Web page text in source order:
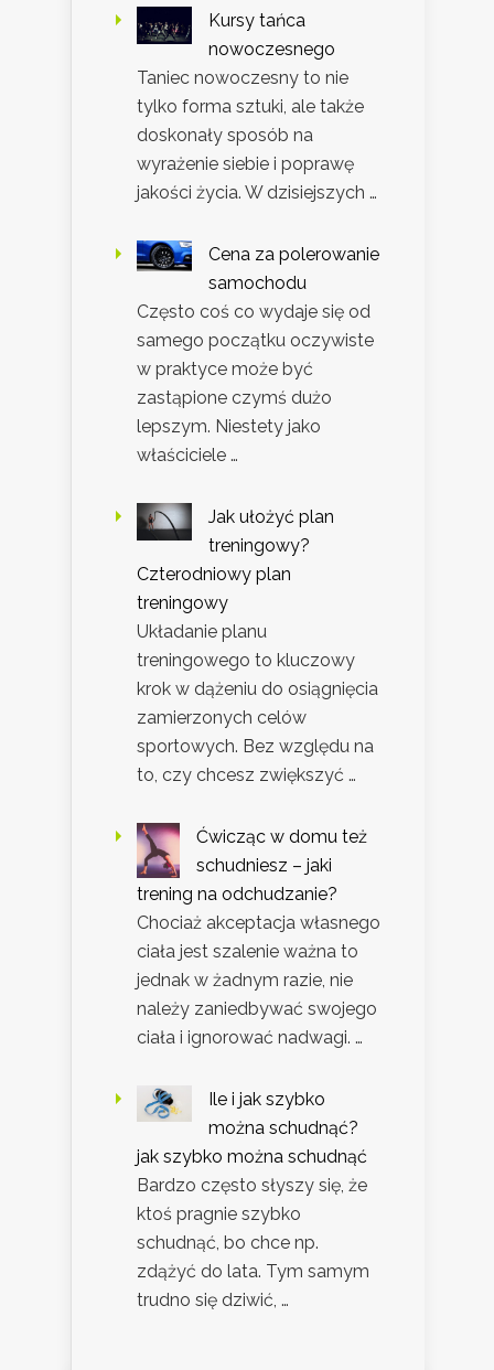
Kursy tańca
nowoczesnego
Taniec nowoczesny to nie
tylko forma sztuki, ale także
doskonały sposób na
wyrażenie siebie i poprawę
jakości życia. W dzisiejszych …
Cena za polerowanie
samochodu
Często coś co wydaje się od
samego początku oczywiste
w praktyce może być
zastąpione czymś dużo
lepszym. Niestety jako
właściciele …
Jak ułożyć plan
treningowy?
Czterodniowy plan
treningowy
Układanie planu
treningowego to kluczowy
krok w dążeniu do osiągnięcia
zamierzonych celów
sportowych. Bez względu na
to, czy chcesz zwiększyć …
Ćwicząc w domu też
schudniesz – jaki
trening na odchudzanie?
Chociaż akceptacja własnego
ciała jest szalenie ważna to
jednak w żadnym razie, nie
należy zaniedbywać swojego
ciała i ignorować nadwagi. …
Ile i jak szybko
można schudnąć?
jak szybko można schudnąć
Bardzo często słyszy się, że
ktoś pragnie szybko
schudnąć, bo chce np.
zdążyć do lata. Tym samym
trudno się dziwić, …